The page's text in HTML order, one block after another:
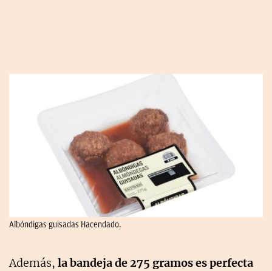
Albóndigas guisadas Hacendado.
Además, la bandeja de 275 gramos es perfecta